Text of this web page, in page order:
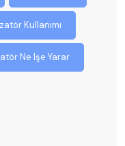
Kullanımı
Ne Işe Yarar